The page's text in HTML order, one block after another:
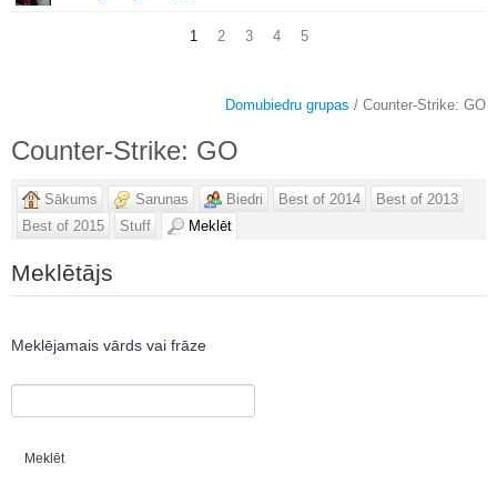
1 2 3 4 5
Domubiedru grupas / Counter-Strike: GO
Counter-Strike: GO
Sākums Sarunas Biedri Best of 2014
Best of 2013
Best of 2015
Stuff Meklēt
Meklētājs
Meklējamais vārds vai frāze